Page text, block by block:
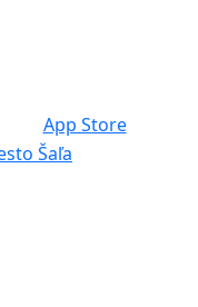
App Store